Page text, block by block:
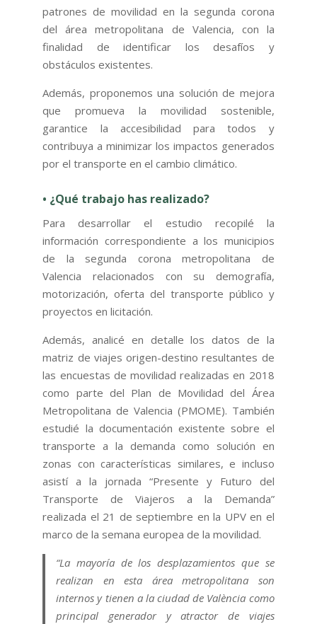
patrones de movilidad en la segunda corona
del área metropolitana de Valencia, con la
finalidad de identificar los desafíos y
obstáculos existentes.
Además, proponemos una solución de mejora
que promueva la movilidad sostenible,
garantice la accesibilidad para todos y
contribuya a minimizar los impactos generados
por el transporte en el cambio climático.
• ¿Qué trabajo has realizado?
Para desarrollar el estudio recopilé la
información correspondiente a los municipios
de la segunda corona metropolitana de
Valencia relacionados con su demografía,
motorización, oferta del transporte público y
proyectos en licitación.
Además, analicé en detalle los datos de la
matriz de viajes origen-destino resultantes de
las encuestas de movilidad realizadas en 2018
como parte del Plan de Movilidad del Área
Metropolitana de Valencia (PMOME). También
estudié la documentación existente sobre el
transporte a la demanda como solución en
zonas con características similares, e incluso
asistí a la jornada “Presente y Futuro del
Transporte de Viajeros a la Demanda”
realizada el 21 de septiembre en la UPV en el
marco de la semana europea de la movilidad.
“La mayoría de los desplazamientos que se
realizan en esta área metropolitana son
internos y tienen a la ciudad de València como
principal generador y atractor de viajes